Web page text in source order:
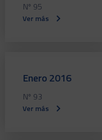
Nº 95
Ver más
Enero 2016
Nº 93
Ver más